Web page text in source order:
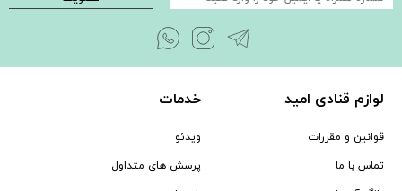
لوازم قنادی امید
قوانین و مقررات
تماس با ما
خدمات
ویدئو
پرسش های متداول